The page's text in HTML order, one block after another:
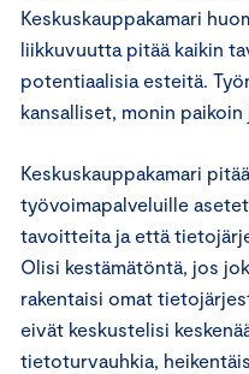
Keskuskauppakamari
liikkuvuutta pitää kaikin
potentiaalisia esteitä.
kansalliset, monin
Keskuskauppakamari
työvoimapalveluille
tavoitteita ja että
Olisi kestämätöntä, jos
rakentaisi omat
eivät keskustelisi
tietoturvauhkia,